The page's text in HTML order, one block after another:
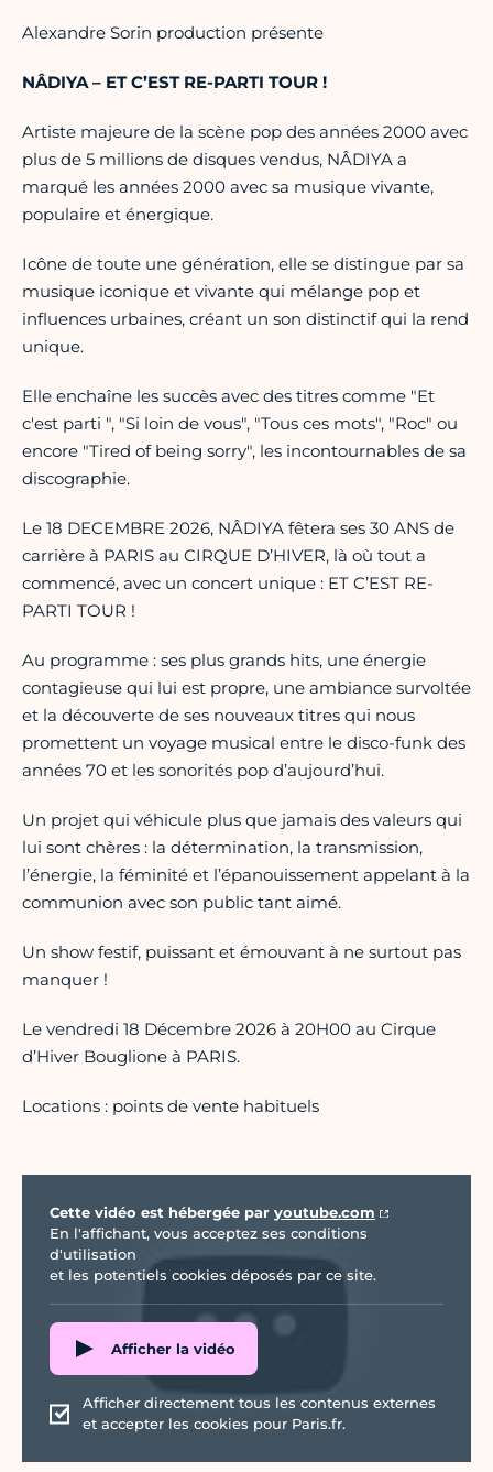
Alexandre Sorin production présente
NÂDIYA – ET C’EST RE-PARTI TOUR !
Artiste majeure de la scène pop des années 2000 avec
plus de 5 millions de disques vendus, NÂDIYA a
marqué les années 2000 avec sa musique vivante,
populaire et énergique.
Icône de toute une génération, elle se distingue par sa
musique iconique et vivante qui mélange pop et
influences urbaines, créant un son distinctif qui la rend
unique.
Elle enchaîne les succès avec des titres comme "Et
c'est parti ", "Si loin de vous", "Tous ces mots", "Roc" ou
encore "Tired of being sorry", les incontournables de sa
discographie.
Le 18 DECEMBRE 2026, NÂDIYA fêtera ses 30 ANS de
carrière à PARIS au CIRQUE D’HIVER, là où tout a
commencé, avec un concert unique : ET C’EST RE-
PARTI TOUR !
Au programme : ses plus grands hits, une énergie
contagieuse qui lui est propre, une ambiance survoltée
et la découverte de ses nouveaux titres qui nous
promettent un voyage musical entre le disco-funk des
années 70 et les sonorités pop d’aujourd’hui.
Un projet qui véhicule plus que jamais des valeurs qui
lui sont chères : la détermination, la transmission,
l’énergie, la féminité et l’épanouissement appelant à la
communion avec son public tant aimé.
Un show festif, puissant et émouvant à ne surtout pas
manquer !
Le vendredi 18 Décembre 2026 à 20H00 au Cirque
d’Hiver Bouglione à PARIS.
Locations : points de vente habituels
Cette vidéo est hébergée par youtube.com
En l'affichant, vous acceptez ses conditions
d'utilisation
et les potentiels cookies déposés par ce site.
Afficher la vidéo
Afficher directement tous les contenus externes
et accepter les cookies pour Paris.fr.